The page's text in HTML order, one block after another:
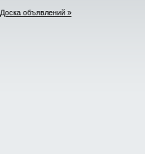
Доска объявлений »